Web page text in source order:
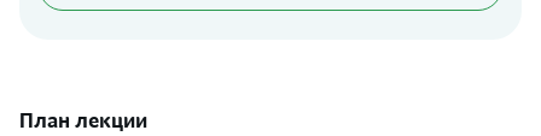
План лекции